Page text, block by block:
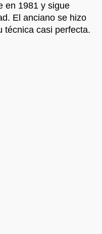
en 1981 y sigue
El anciano se hizo
técnica casi perfecta.